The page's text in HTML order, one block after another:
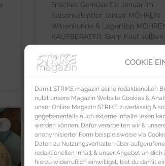
COOKIE
Damit STRIKE magazin seine redaktionellen
nutzt unsere Magazin Website Cookies &
unser Online Magazin STRIKE zuverlässig &
gegebenenfalls auch externe Inhalte lesen
werden können. Dafür verarbeiten wir &
anonymisierter Form beispielsweise via
Daten zu Nutzungsverhalten über
redaktionellen Inhalt & unser Angebot an
hierzu widerruflich einwilligst, bist du damit
Frisches Gemüse für Januar im
Saisonkalender Januar MÖHREN
Warenkunde & Lagertipp
KAUFBERATER: Beim Kauf
Möhren knackig sein
MEHR DAZU »